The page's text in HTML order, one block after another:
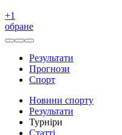
+1
обране
Результати
Прогнози
Спорт
Новини спорту
Результати
Турніри
Статті